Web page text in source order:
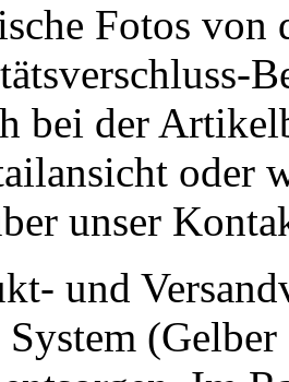
Fotos von
bei der
oder
unser
und
System